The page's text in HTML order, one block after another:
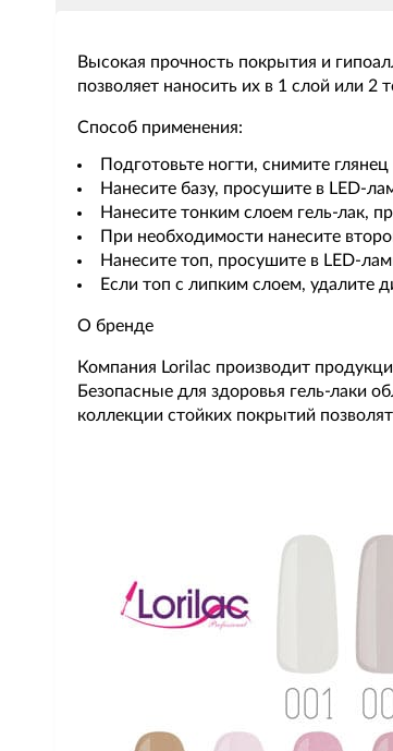
Высокая прочность покрытия и
позволяет наносить их в 1 слой или 2
Способ применения:
Подготовьте ногти, снимите
Нанесите базу, просушите в LED-
Нанесите тонким слоем гель-лак,
При необходимости нанесите
Нанесите топ, просушите в LED-
Если топ с липким слоем, удалите
О бренде
Компания Lorilac производит
Безопасные для здоровья гель-лаки
коллекции стойких покрытий